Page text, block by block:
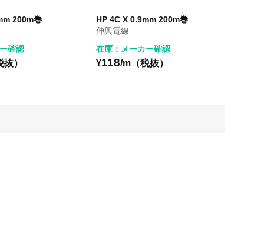
200m巻
確認
）
HP 4C X 0.9mm 200m巻
伸興電線
在庫：メーカー確認
¥118/m（税抜）